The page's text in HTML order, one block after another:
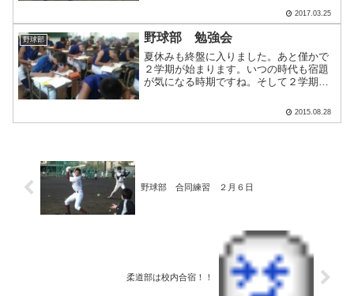
りました。序盤から得点を重ね、有利に
試合を運びました。特進Ｓクラスでは成
績上位の溝上優斗。守備で.....
2017.03.25
野球部 野球部 勉強会
夏休みも終盤に入りました。あと僅かで
２学期が始まります。いつの時代も宿題
が気になる時期ですね。そして２学期に
けテストが待ち構えています。野球より
手ごわい相手かも？ ここ数日は午前中
2015.08.28
野球部 合同練習 ２月６日
柔道部は校内合宿！！